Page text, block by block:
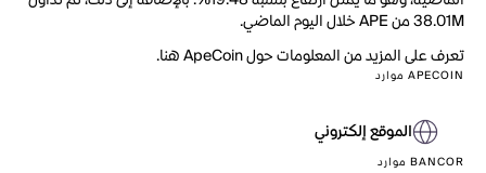
38.01M من APE خلال اليوم الماضي.
تعرف على المزيد من المعلومات حول ApeCoin هنا.
APECOIN موارد
الموقع إلكتروني
BANCOR موارد